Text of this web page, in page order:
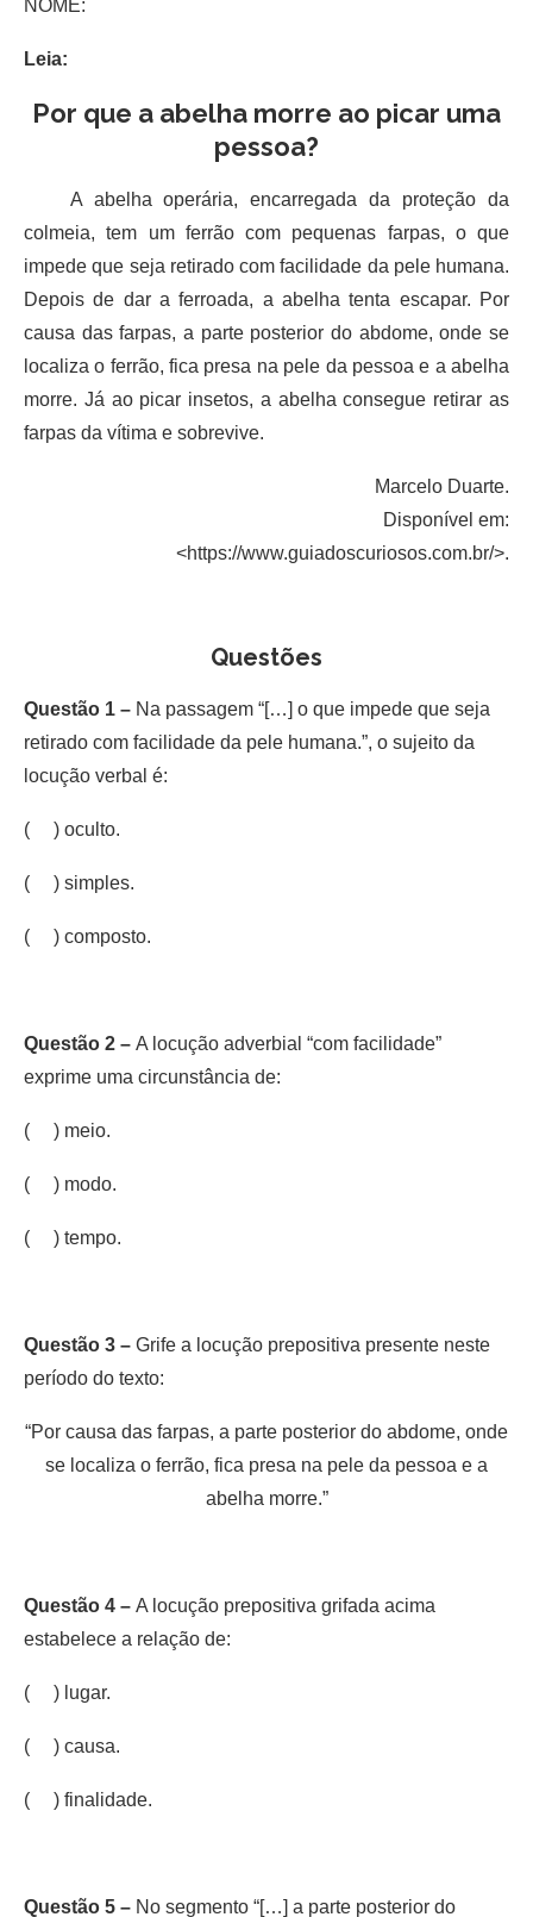
NOME:
Leia:
Por que a abelha morre ao picar uma
pessoa?
A abelha operária, encarregada da proteção da
colmeia, tem um ferrão com pequenas farpas, o que
impede que seja retirado com facilidade da pele humana.
Depois de dar a ferroada, a abelha tenta escapar. Por
causa das farpas, a parte posterior do abdome, onde se
localiza o ferrão, fica presa na pele da pessoa e a abelha
morre. Já ao picar insetos, a abelha consegue retirar as
farpas da vítima e sobrevive.
Marcelo Duarte.
Disponível em:
<https://www.guiadoscuriosos.com.br/>.
Questões
Questão 1 – Na passagem “[…] o que impede que seja
retirado com facilidade da pele humana.”, o sujeito da
locução verbal é:
( ) oculto.
( ) simples.
( ) composto.
Questão 2 – A locução adverbial “com facilidade”
exprime uma circunstância de:
( ) meio.
( ) modo.
( ) tempo.
Questão 3 – Grife a locução prepositiva presente neste
período do texto:
“Por causa das farpas, a parte posterior do abdome, onde
se localiza o ferrão, fica presa na pele da pessoa e a
abelha morre.”
Questão 4 – A locução prepositiva grifada acima
estabelece a relação de:
( ) lugar.
( ) causa.
( ) finalidade.
Questão 5 – No segmento “[…] a parte posterior do